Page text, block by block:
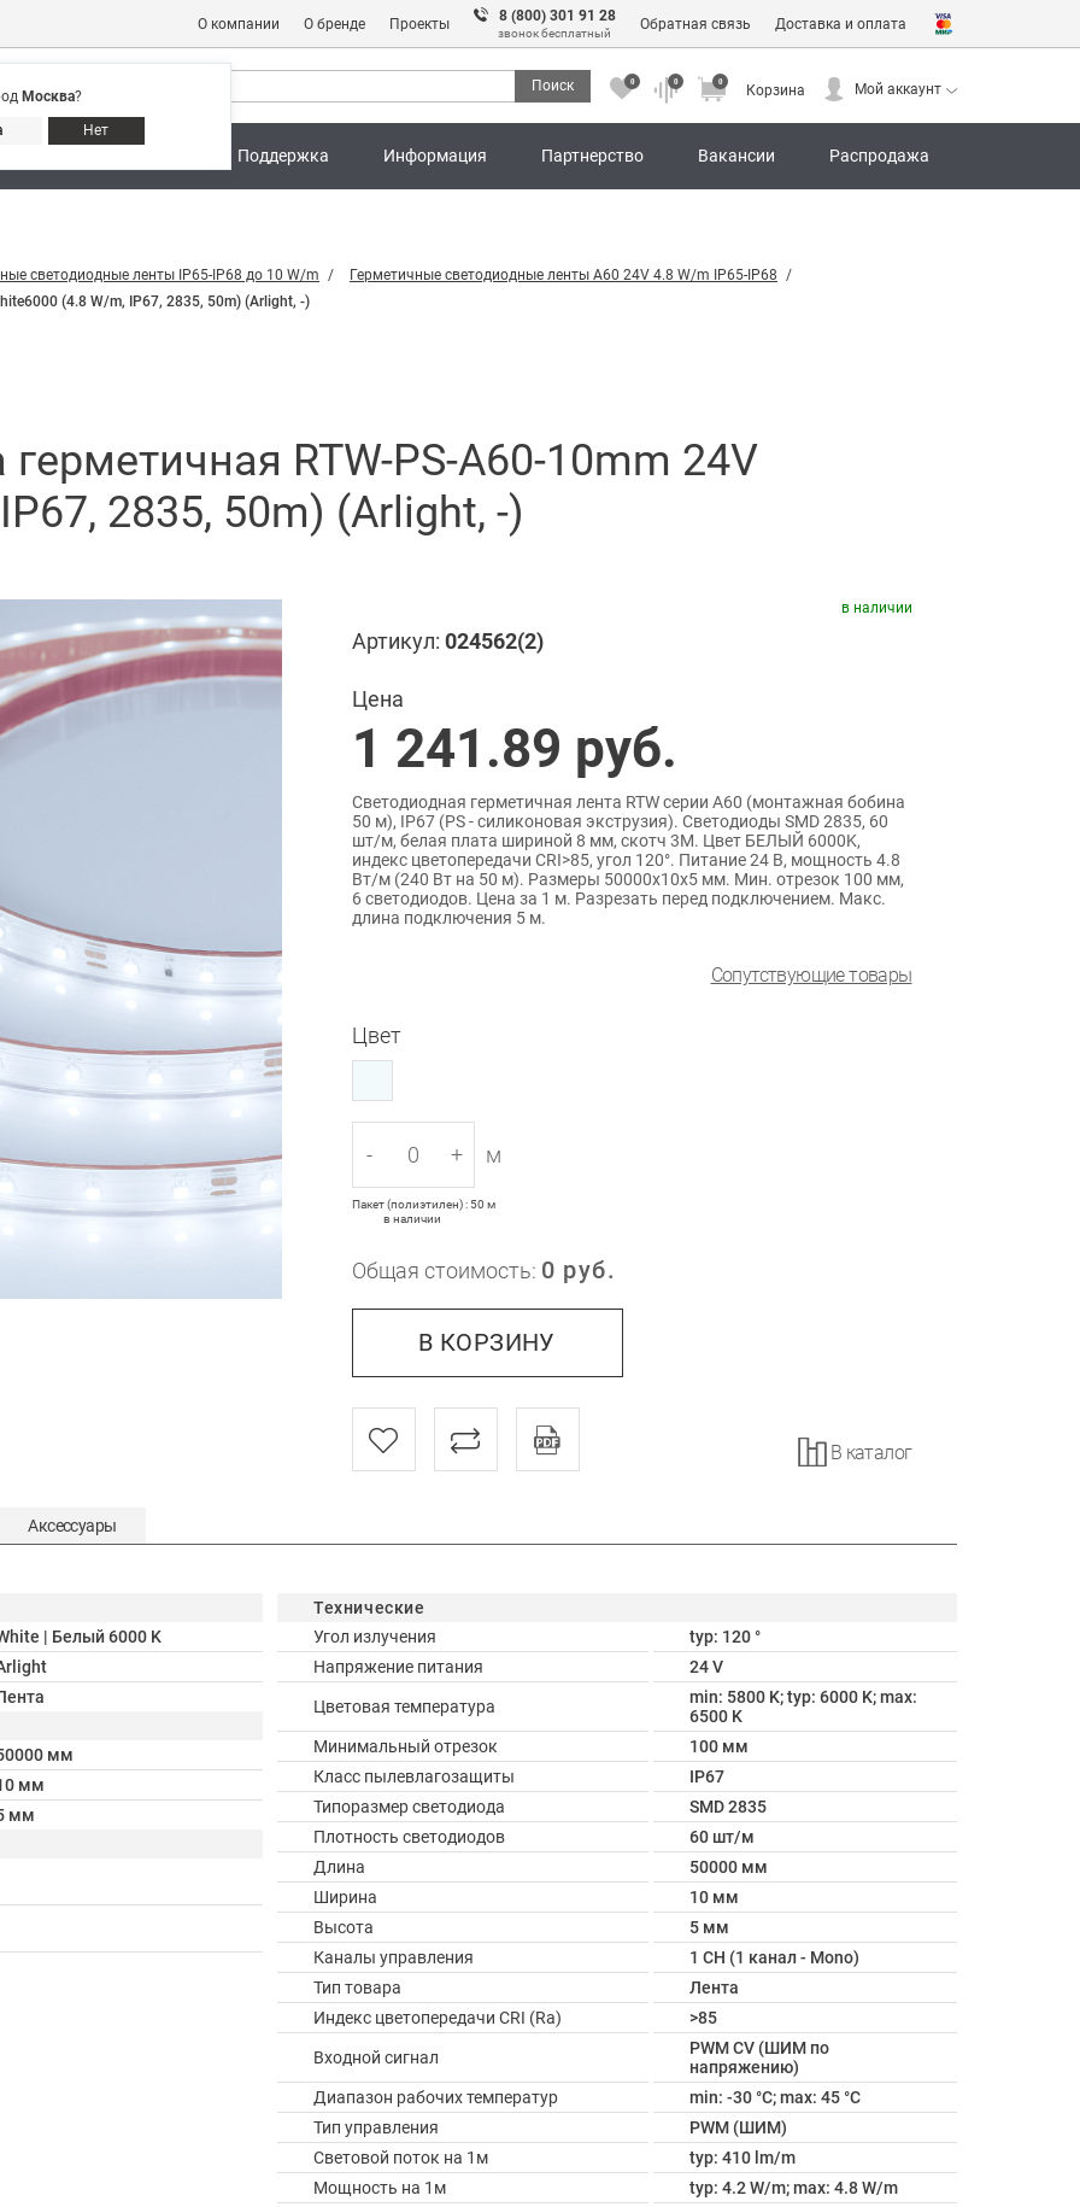
Москва?
Нет
О компании О бренде Проекты 8 (800) 301 91 28
звонок бесплатный
Обратная связь Доставка и оплата
Поиск 0 0 0
Корзина Мой аккаунт
Поддержка Информация Партнерство Вакансии Распродажа
Адреса магазинов 8 (800) 301 91 28 Корзина Мой аккаунт
светодиодные ленты IP65-IP68 до 10 W/m
Герметичные светодиодные ленты А60 24V 4.8 W/m IP65-IP68
(4.8 W/m, IP67, 2835, 50m) (Arlight, -)
RTW-PS-A60-10mm 24V
2835, 50m) (Arlight, -)
в наличии
Артикул: 024562(2)
Цена
1 241.89 руб.
Светодиодная герметичная лента RTW серии A60 (монтажная бобина
50 м), IP67 (PS - силиконовая экструзия). Светодиоды SMD 2835, 60
шт/м, белая плата шириной 8 мм, скотч 3M. Цвет БЕЛЫЙ 6000K,
индекс цветопередачи CRI>85, угол 120°. Питание 24 В, мощность 4.8
Вт/м (240 Вт на 50 м). Размеры 50000x10x5 мм. Мин. отрезок 100 мм,
6 светодиодов. Цена за 1 м. Разрезать перед подключением. Макс.
длина подключения 5 м.
Сопутствующие товары
Цвет
- + м
Пакет (полиэтилен) : 50 м
в наличии
Общая стоимость: 0 руб.
В КОРЗИНУ
В каталог
Аксессуары
| Белый 6000 K
мм
мм
мм
Технические
Угол излучения
typ: 120 °
Напряжение питания
24 V
Цветовая температура
min: 5800 K; typ: 6000 K; max:
6500 K
Минимальный отрезок
100 мм
Класс пылевлагозащиты
IP67
Типоразмер светодиода
SMD 2835
Плотность светодиодов
60 шт/м
Длина
50000 мм
Ширина
10 мм
Высота
5 мм
Каналы управления
1 CH (1 канал - Mono)
Тип товара
Лента
Индекс цветопередачи CRI (Ra)
>85
Входной сигнал
PWM СV (ШИМ по
напряжению)
Диапазон рабочих температур
min: -30 °C; max: 45 °C
Тип управления
PWM (ШИМ)
Световой поток на 1м
typ: 410 lm/m
Мощность на 1м
typ: 4.2 W/m; max: 4.8 W/m